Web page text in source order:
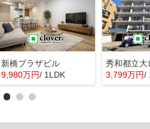
新橋プラザビル
9,980万円/ 1LDK
秀和都立大
3,799万円/